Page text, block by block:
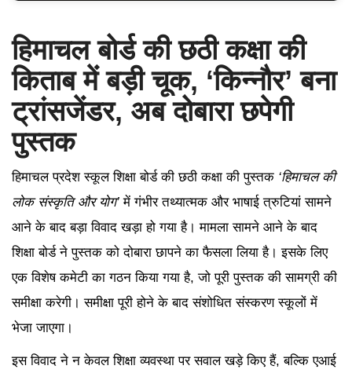
हिमाचल बोर्ड की छठी कक्षा की
किताब में बड़ी चूक, ‘किन्नौर’ बना
ट्रांसजेंडर, अब दोबारा छपेगी
पुस्तक
हिमाचल प्रदेश स्कूल शिक्षा बोर्ड की छठी कक्षा की पुस्तक ‘हिमाचल की
लोक संस्कृति और योग’ में गंभीर तथ्यात्मक और भाषाई त्रुटियां सामने
आने के बाद बड़ा विवाद खड़ा हो गया है। मामला सामने आने के बाद
शिक्षा बोर्ड ने पुस्तक को दोबारा छापने का फैसला लिया है। इसके लिए
एक विशेष कमेटी का गठन किया गया है, जो पूरी पुस्तक की सामग्री की
समीक्षा करेगी। समीक्षा पूरी होने के बाद संशोधित संस्करण स्कूलों में
भेजा जाएगा।
इस विवाद ने न केवल शिक्षा व्यवस्था पर सवाल खड़े किए हैं, बल्कि एआई